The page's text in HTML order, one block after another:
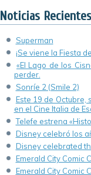
Happiness)
Noticias Recientes
Superman
¡Se viene la Fiesta
«El Lago de los
perder.
Sonríe 2 (Smile 2)
Este 19 de Octubre,
en el Cine Italia de
Telefe estrena
Disney celebró los
Disney celebrated
Emerald City Comic
Emerald City Comic